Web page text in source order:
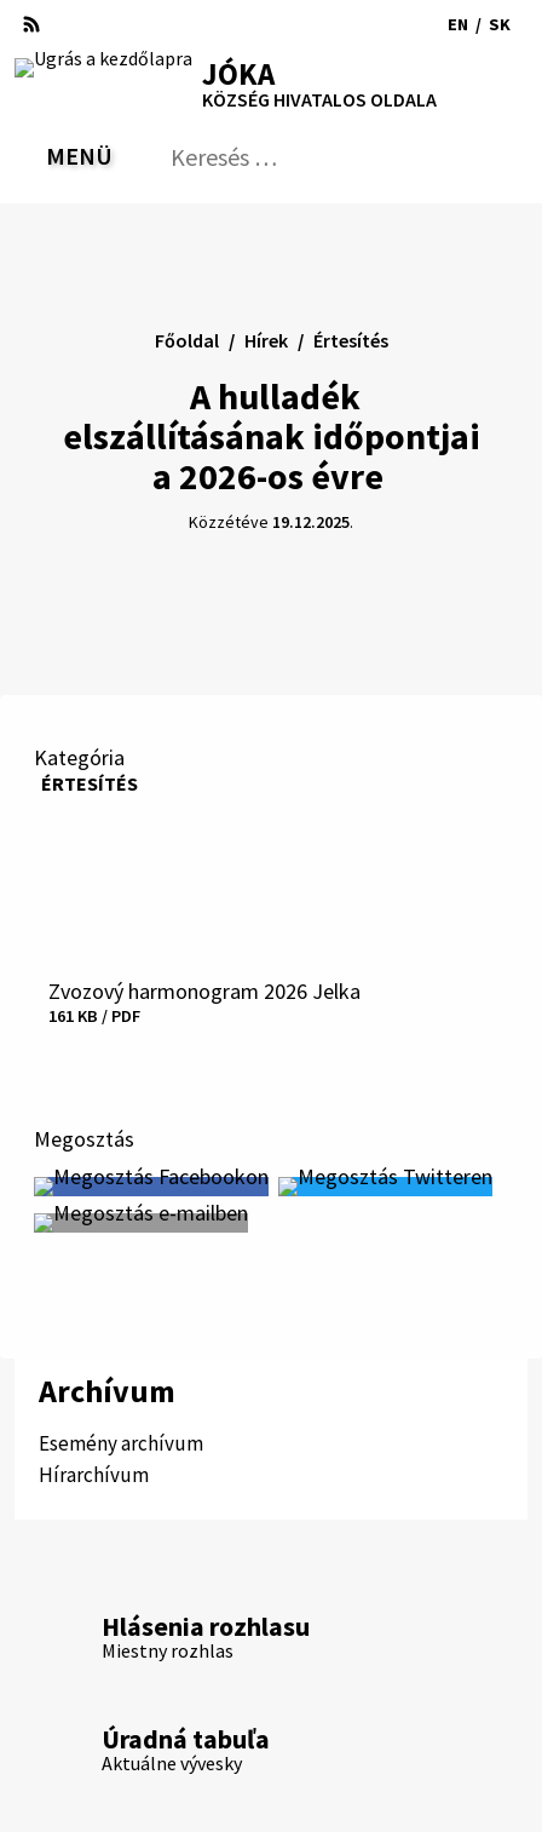
Ugrás
tartalomra
RSS Oldaltérkép
Nyomtatás
EN / SK
JÓKA
KÖZSÉG HIVATALOS OLDALA
VÁLTÁS
MENÜ Keresés:
A hulladék
elszállításának időpontjai
a 2026-os évre
Főoldal Hírek Értesítés
Közzétéve 19.12.2025.
Kategória
ÉRTESÍTÉS
Zvozový harmonogram 2026 Jelka
Fájl
mérete
161 KB / PDF
Megosztás
Archívum
Esemény archívum
Hírarchívum
Hlásenia rozhlasu
Miestny rozhlas
Úradná tabuľa
Aktuálne vývesky